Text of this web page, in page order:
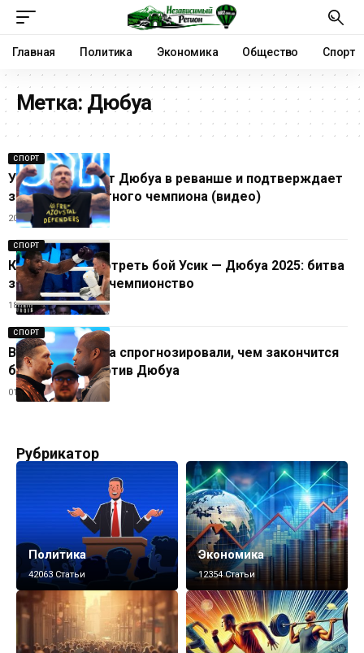
Главная Политика Экономика Общество Спорт
Метка: Дюбуа
СПОРТ
Усик побеждает Дюбуа в реванше и подтверждает
звание абсолютного чемпиона (видео)
20.07.2025
СПОРТ
Когда и где смотреть бой Усик — Дюбуа 2025: битва
за абсолютное чемпионство
18.07.2025
СПОРТ
В команде Усика спрогнозировали, чем закончится
бой-реванш против Дюбуа
01.07.2025
Рубрикатор
Политика
42063 Статьи
Экономика
12354 Статьи